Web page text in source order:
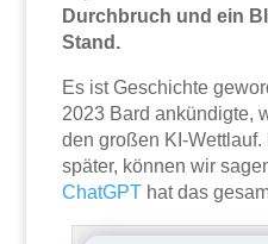
Durchbruch und ein
Stand.
Es ist Geschichte
2023 Bard ankündigte,
den großen KI-
später, können wir
ChatGPT hat das